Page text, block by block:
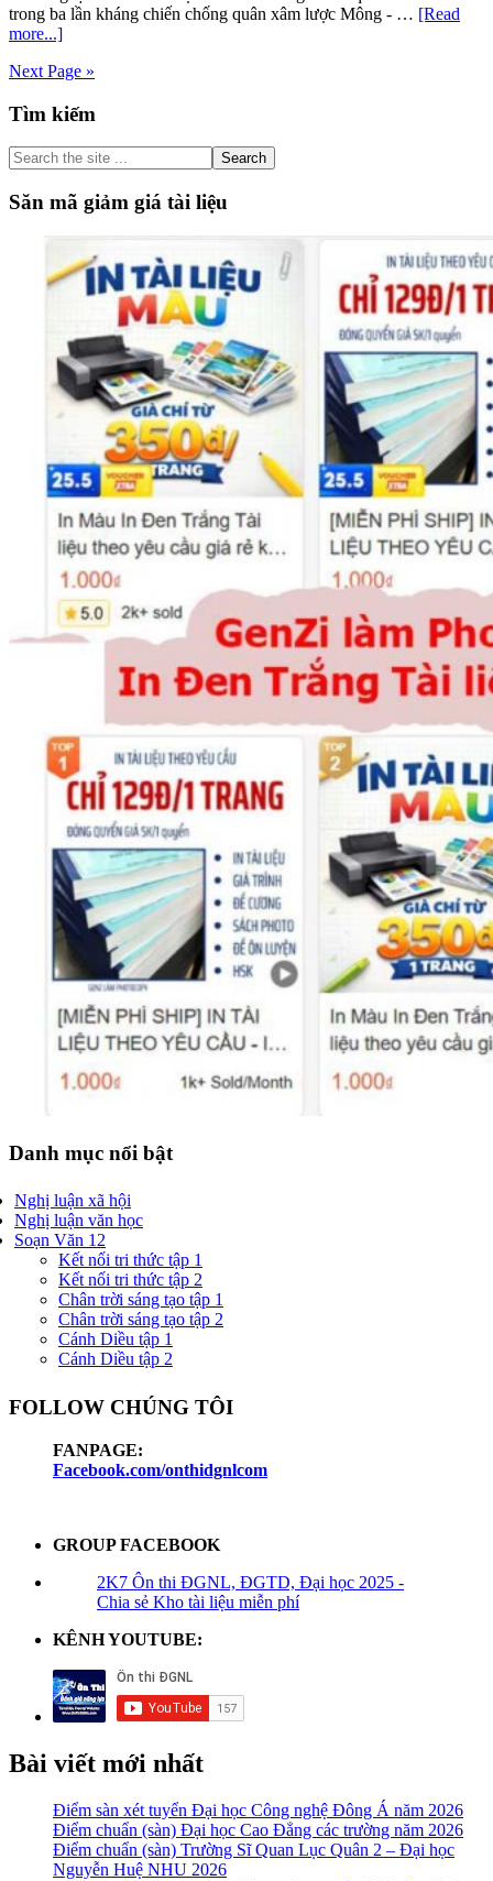
Chân
trời
tạo
trong ba lần kháng chiến chống quân xâm lược Mông - … [Read
more...]about
bài
tướng
(Trần
Quốc
Tuấn)
|
Chân
Next Page »
Primary
Sidebar
Tìm kiếm
Search
the
site
...
Săn mã giảm giá tài liệu
Danh mục nổi bật
Nghị luận xã hội
Nghị luận văn học
Soạn Văn 12
Kết nối tri thức tập 1
Kết nối tri thức tập 2
Chân trời sáng tạo tập 1
Chân trời sáng tạo tập 2
Cánh Diều tập 1
Cánh Diều tập 2
FOLLOW CHÚNG TÔI
FANPAGE:
Facebook.com/onthidgnlcom
GROUP FACEBOOK
2K7 Ôn thi ĐGNL, ĐGTD, Đại học 2025 -
Chia sẻ Kho tài liệu miễn phí
KÊNH YOUTUBE:
Bài viết mới nhất
Điểm sàn xét tuyển Đại học Công nghệ Đông Á năm 2026
Điểm chuẩn (sàn) Đại học Cao Đẳng các trường năm 2026
Điểm chuẩn (sàn) Trường Sĩ Quan Lục Quân 2 – Đại học
Nguyễn Huệ NHU 2026